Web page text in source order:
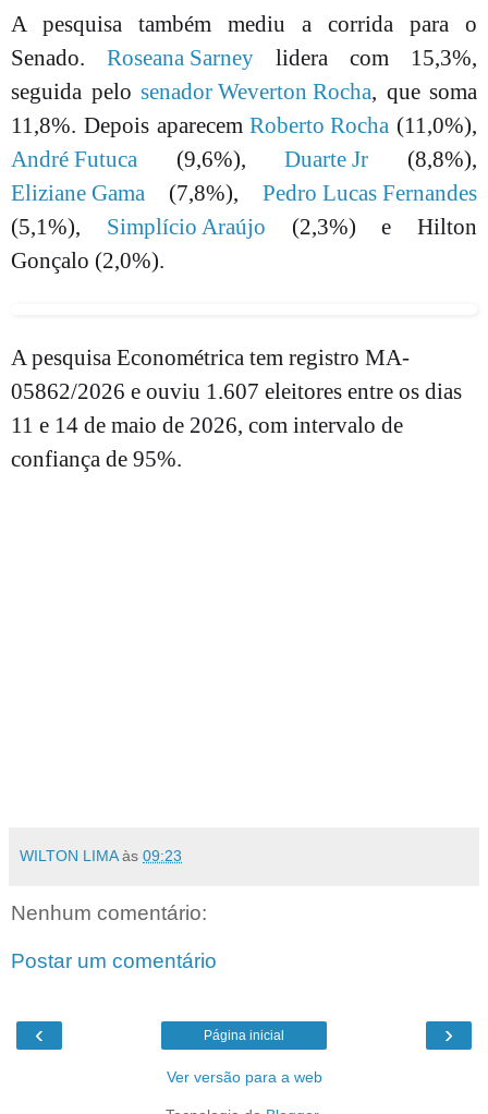
A pesquisa também mediu a corrida para o
Senado. Roseana Sarney lidera com 15,3%,
seguida pelo senador Weverton Rocha, que soma
11,8%. Depois aparecemRoberto Rocha (11,0%),
André Futuca (9,6%),Duarte Jr (8,8%),
Eliziane Gama (7,8%), Pedro Lucas Fernandes
(5,1%), Simplício Araújo (2,3%) e Hilton
Gonçalo (2,0%).
A pesquisa Econométrica tem registro MA-
05862/2026 e ouviu 1.607 eleitores entre os dias
11 e 14 de maio de 2026, com intervalo de
confiança de 95%.
WILTON LIMA às 09:23
Nenhum comentário:
Postar um comentário
‹ ›
Página inicial
Ver versão para a web